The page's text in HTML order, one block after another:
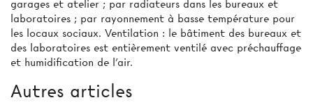
garages et atelier ; par radiateurs dans les bureaux et
laboratoires ; par rayonnement à basse température pour
les locaux sociaux. Ventilation : le bâtiment des bureaux et
des laboratoires est entièrement ventilé avec préchauffage
et humidification de l’air.
Autres articles